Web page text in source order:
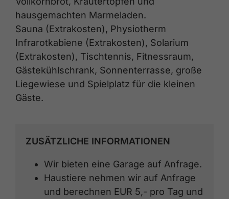
hausgemachten Marmeladen.
Sauna (Extrakosten), Physiotherm
Infrarotkabiene (Extrakosten), Solarium
(Extrakosten), Tischtennis, Fitnessraum,
Gästekühlschrank, Sonnenterrasse, große
Liegewiese und Spielplatz für die kleinen
Gäste.
ZUSÄTZLICHE INFORMATIONEN
Wir bieten eine Garage auf Anfrage.
Haustiere nehmen wir auf Anfrage
und berechnen EUR 5,- pro Tag und